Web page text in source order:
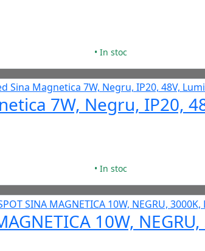
• In stoc
7W, Negru, IP20,
• In stoc
10W,